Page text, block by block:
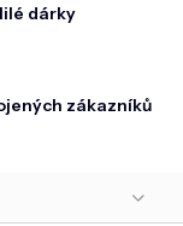
dárky
zákazníků